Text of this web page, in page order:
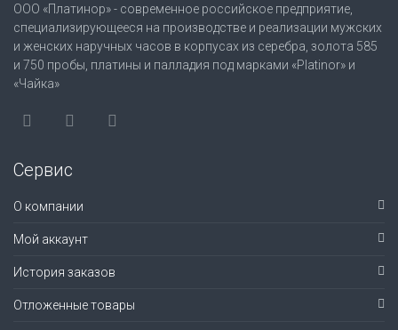
ООО «Платинор» - современное российское предприятие,
специализирующееся на производстве и реализации мужских
и женских наручных часов в корпусах из серебра, золота 585
и 750 пробы, платины и палладия под марками «Platinor» и
«Чайка»
Сервис
О компании
Мой аккаунт
История заказов
Отложенные товары